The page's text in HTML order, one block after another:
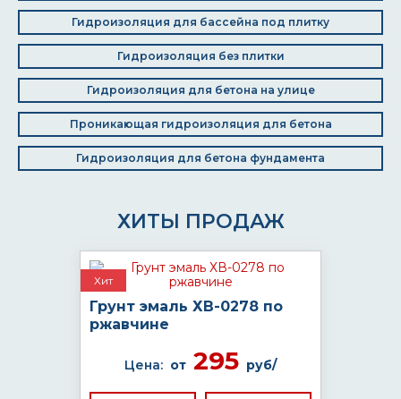
Гидроизоляция для бассейна под плитку
Гидроизоляция без плитки
Гидроизоляция для бетона на улице
Проникающая гидроизоляция для бетона
Гидроизоляция для бетона фундамента
ХИТЫ ПРОДАЖ
Хит
Грунт эмаль ХВ-0278 по
ржавчине
Цена: от 295 руб/